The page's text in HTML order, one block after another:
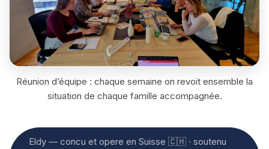
Réunion d’équipe : chaque semaine on revoit ensemble la
situation de chaque famille accompagnée.
Eldy — concu et opere en Suisse 🇨🇭 · soutenu